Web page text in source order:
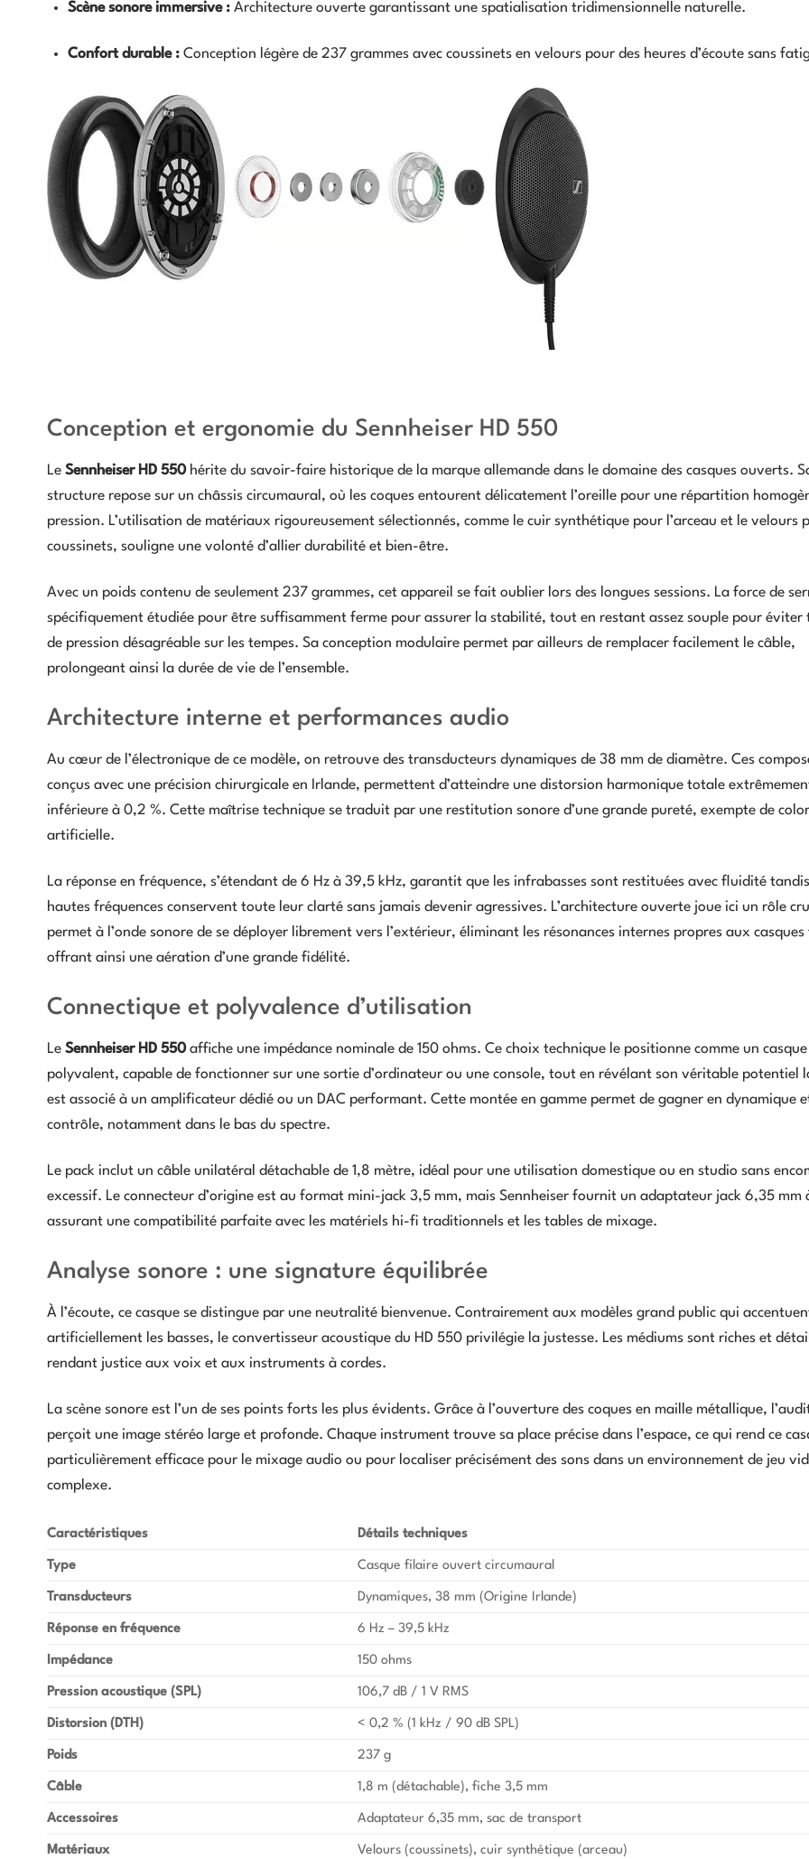
Scène sonore immersive :Architecture ouverte garantissant une spatialisation tridimensionnelle naturelle.
Confort durable :Conception légère de 237 grammes avec coussinets en velours pour des heures d’écoute sans
Conception et ergonomie du Sennheiser HD 550
Le Sennheiser HD 550hérite du savoir-faire historique de la marque allemande dans le domaine des casques ouverts.
structure repose sur un châssis circumaural, où les coques entourent délicatement l’oreille pour une répartition
pression. L’utilisation de matériaux rigoureusement sélectionnés, comme le cuir synthétique pour l’arceau et le velours
coussinets, souligne une volonté d’allier durabilité et bien-être.
Avec un poids contenu de seulement 237 grammes, cet appareil se fait oublier lors des longues sessions. La force de
spécifiquement étudiée pour être suffisamment ferme pour assurer la stabilité, tout en restant assez souple pour
de pression désagréable sur les tempes. Sa conception modulaire permet par ailleurs de remplacer facilement le câble,
prolongeant ainsi la durée de vie de l’ensemble.
Architecture interne et performances audio
Au cœur de l’électronique de ce modèle, on retrouve des transducteurs dynamiques de 38 mm de diamètre. Ces
conçus avec une précision chirurgicale en Irlande, permettent d’atteindre une distorsion harmonique totale
inférieure à 0,2 %. Cette maîtrise technique se traduit par une restitution sonore d’une grande pureté, exempte de
artificielle.
La réponse en fréquence, s’étendant de 6 Hz à 39,5 kHz, garantit que les infrabasses sont restituées avec fluidité
hautes fréquences conservent toute leur clarté sans jamais devenir agressives. L’architecture ouverte joue ici un rôle
permet à l’onde sonore de se déployer librement vers l’extérieur, éliminant les résonances internes propres aux casques
offrant ainsi une aération d’une grande fidélité.
Connectique et polyvalence d’utilisation
Le Sennheiser HD 550affiche une impédance nominale de 150 ohms. Ce choix technique le positionne comme un casque
polyvalent, capable de fonctionner sur une sortie d’ordinateur ou une console, tout en révélant son véritable potentiel
est associé à un amplificateur dédié ou un DAC performant. Cette montée en gamme permet de gagner en dynamique
contrôle, notamment dans le bas du spectre.
Le pack inclut un câble unilatéral détachable de 1,8 mètre, idéal pour une utilisation domestique ou en studio sans
excessif. Le connecteur d’origine est au format mini-jack 3,5 mm, mais Sennheiser fournit un adaptateur jack 6,35 mm
assurant une compatibilité parfaite avec les matériels hi-fi traditionnels et les tables de mixage.
Analyse sonore : une signature équilibrée
À l’écoute, ce casque se distingue par une neutralité bienvenue. Contrairement aux modèles grand public qui
artificiellement les basses, le convertisseur acoustique du HD 550 privilégie la justesse. Les médiums sont riches et
rendant justice aux voix et aux instruments à cordes.
La scène sonore est l’un de ses points forts les plus évidents. Grâce à l’ouverture des coques en maille métallique,
perçoit une image stéréo large et profonde. Chaque instrument trouve sa place précise dans l’espace, ce qui rend ce
particulièrement efficace pour le mixage audio ou pour localiser précisément des sons dans un environnement de jeu
complexe.
Caractéristiques Détails techniques
Type Casque filaire ouvert circumaural
Transducteurs Dynamiques, 38 mm (Origine Irlande)
Réponse en fréquence 6 Hz – 39,5 kHz
Impédance 150 ohms
Pression acoustique (SPL) 106,7 dB / 1 V RMS
Distorsion (DTH) < 0,2 % (1 kHz / 90 dB SPL)
Poids 237 g
Câble 1,8 m (détachable), fiche 3,5 mm
Accessoires Adaptateur 6,35 mm, sac de transport
Matériaux Velours (coussinets), cuir synthétique (arceau)